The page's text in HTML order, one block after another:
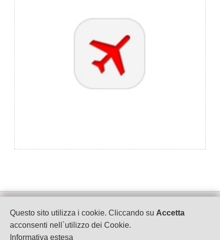
Questo sito utilizza i cookie. Cliccando su Accetta
acconsenti nell`utilizzo dei Cookie.
Informativa estesa
P.IVA 07585440964